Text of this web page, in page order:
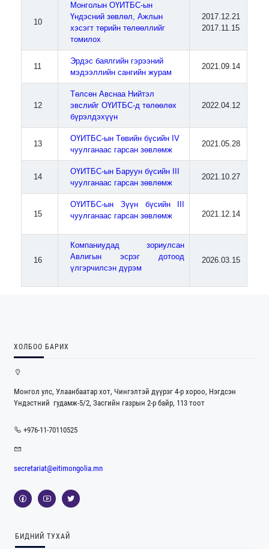
10
Монголын ОҮИТБС-ын
Үндэсний зөвлөл, Ажлын
хэсэгт төрийн төлөөллийг
томилох
2017.12.21
2017.11.15
11
Эрдэс баялгийн гэрээний
мэдээллийн сангийн журам
2021.09.14
12
Төлсөн Авснаа Нийтэл
эвслийг ОҮИТБС-д төлөөлөх
бүрэлдэхүүн
2022.04.12
13
ОҮИТБС-ын Төвийн бүсийн IV
чуулганаас гарсан зөвлөмж
2021.05.28
14
ОҮИТБС-ын Баруун бүсийн III
чуулганаас гарсан зөвлөмж
2021.10.27
15
ОҮИТБС-ын Зүүн бүсийн III
чуулганаас гарсан зөвлөмж
2021.12.14
16
Компаниудад зориулсан
Авлигын эсрэг дотоод
үлгэрчилсэн дүрэм
2026.03.15
ХОЛБОО БАРИХ
Монгол улс, Улаанбаатар хот, Чингэлтэй дүүрэг 4-р хороо, Нэгдсэн
Үндэстний гудамж-5/2, Засгийн газрын 2-р байр, 113 тоот
+976-11-70110525
secretariat@eitimongolia.mn
БИДНИЙ ТУХАЙ